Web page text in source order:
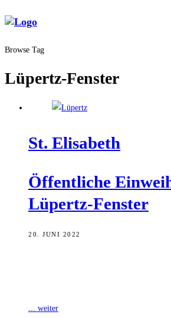
Browse Tag
Lüpertz-Fenster
St. Eli­sa­beth
Öffent­li­che
Lüpertz-Fenster
20. JUNI 2022
... weiter